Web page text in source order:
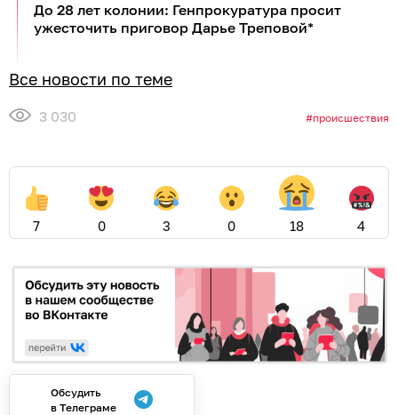
До 28 лет колонии: Генпрокуратура просит
ужесточить приговор Дарье Треповой*
Все новости по теме
3 030 происшествия
7 0 3 0 18 4
Обсудить
в Телеграме